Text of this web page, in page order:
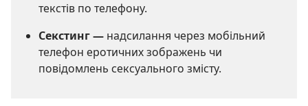
текстів по телефону.
Секстинг — надсилання через мобільний
телефон еротичних зображень чи
повідомлень сексуального змісту.